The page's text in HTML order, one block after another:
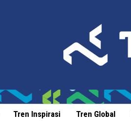
Tren Inspirasi Tren Global